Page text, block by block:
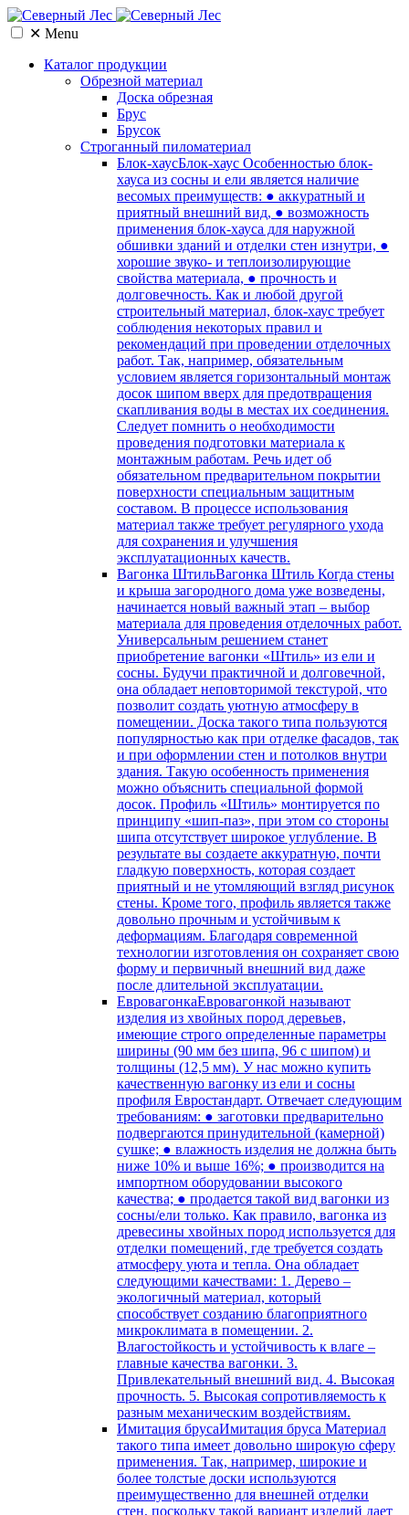
✕ Menu
Каталог продукции
Обрезной материал
Доска обрезная
Брус
Брусок
Cтроганный пиломатериал
Блок-хаусБлок-хаус Особенностью блок-
хауса из сосны и ели является наличие
весомых преимуществ: ● аккуратный и
приятный внешний вид, ● возможность
применения блок-хауса для наружной
обшивки зданий и отделки стен изнутри, ●
хорошие звуко- и теплоизолирующие
свойства материала, ● прочность и
долговечность. Как и любой другой
строительный материал, блок-хаус требует
соблюдения некоторых правил и
рекомендаций при проведении отделочных
работ. Так, например, обязательным
условием является горизонтальный монтаж
досок шипом вверх для предотвращения
скапливания воды в местах их соединения.
Следует помнить о необходимости
проведения подготовки материала к
монтажным работам. Речь идет об
обязательном предварительном покрытии
поверхности специальным защитным
составом. В процессе использования
материал также требует регулярного ухода
для сохранения и улучшения
эксплуатационных качеств.
Вагонка ШтильВагонка Штиль Когда стены
и крыша загородного дома уже возведены,
начинается новый важный этап – выбор
материала для проведения отделочных работ.
Универсальным решением станет
приобретение вагонки «Штиль» из ели и
сосны. Будучи практичной и долговечной,
она обладает неповторимой текстурой, что
позволит создать уютную атмосферу в
помещении. Доска такого типа пользуются
популярностью как при отделке фасадов, так
и при оформлении стен и потолков внутри
здания. Такую особенность применения
можно объяснить специальной формой
досок. Профиль «Штиль» монтируется по
принципу «шип-паз», при этом со стороны
шипа отсутствует широкое углубление. В
результате вы создаете аккуратную, почти
гладкую поверхность, которая создает
приятный и не утомляющий взгляд рисунок
стены. Кроме того, профиль является также
довольно прочным и устойчивым к
деформациям. Благодаря современной
технологии изготовления он сохраняет свою
форму и первичный внешний вид даже
после длительной эксплуатации.
ЕвровагонкаЕвровагонкой называют
изделия из хвойных пород деревьев,
имеющие строго определенные параметры
ширины (90 мм без шипа, 96 с шипом) и
толщины (12,5 мм). У нас можно купить
качественную вагонку из ели и сосны
профиля Евростандарт. Отвечает следующим
требованиям: ● заготовки предварительно
подвергаются принудительной (камерной)
сушке; ● влажность изделия не должна быть
ниже 10% и выше 16%; ● производится на
импортном оборудовании высокого
качества; ● продается такой вид вагонки из
сосны/ели только. Как правило, вагонка из
древесины хвойных пород используется для
отделки помещений, где требуется создать
атмосферу уюта и тепла. Она обладает
следующими качествами: 1. Дерево –
экологичный материал, который
способствует созданию благоприятного
микроклимата в помещении. 2.
Влагостойкость и устойчивость к влаге –
главные качества вагонки. 3.
Привлекательный внешний вид. 4. Высокая
прочность. 5. Высокая сопротивляемость к
разным механическим воздействиям.
Имитация брусаИмитация бруса Материал
такого типа имеет довольно широкую сферу
применения. Так, например, широкие и
более толстые доски используются
преимущественно для внешней отделки
стен, поскольку такой вариант изделий дает